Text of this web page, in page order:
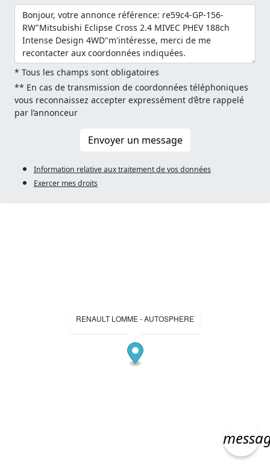
* Tous les champs sont obligatoires
** En cas de transmission de coordonnées téléphoniques
vous reconnaissez accepter expressément d’être rappelé
par l’annonceur
Envoyer un message
Information relative aux traitement de vos données
Exercer mes droits
RENAULT LOMME - AUTOSPHERE